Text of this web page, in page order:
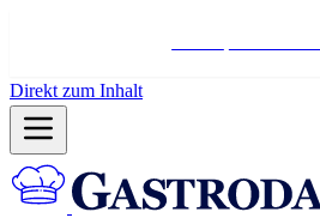
Direkt zum Inhalt